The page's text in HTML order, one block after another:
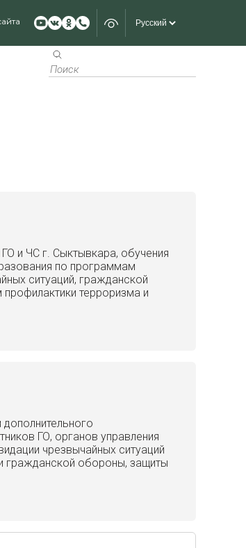
и ЧС г. Сыктывкара, обучения
по программам
ситуаций, гражданской
терроризма и
ГО, органов управления
чрезвычайных ситуаций
гражданской обороны, защиты